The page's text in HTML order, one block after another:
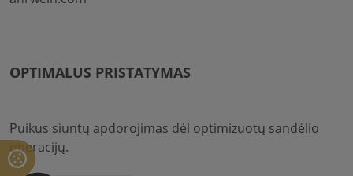
OPTIMALUS PRISTATYMAS
Puikus siuntų apdorojimas dėl optimizuotų sandėlio
operacijų.